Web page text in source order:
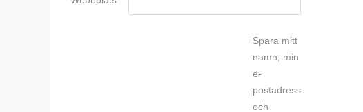
Spara mitt
namn, min
e-
postadress
och